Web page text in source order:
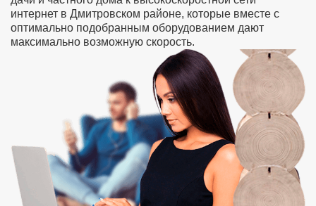
интернет в Дмитровском районе, которые вместе с
оптимально подобранным оборудованием дают
максимально возможную скорость.